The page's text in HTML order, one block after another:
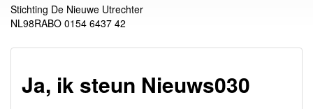
Stichting De Nieuwe Utrechter
NL98RABO 0154 6437 42
Ja, ik steun Nieuws030